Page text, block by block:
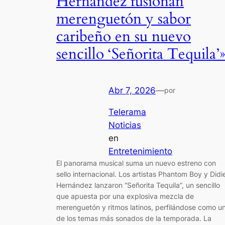
merenguetón y sabor
caribeño en su nuevo
sencillo ‘Señorita Tequila’»
Abr 7, 2026—por
Telerama
Noticias
en
Entretenimiento
El panorama musical suma un nuevo estreno con
sello internacional. Los artistas Phantom Boy y
Hernández lanzaron “Señorita Tequila”, un sencillo
que apuesta por una explosiva mezcla de
merenguetón y ritmos latinos, perfilándose como
de los temas más sonados de la temporada. La